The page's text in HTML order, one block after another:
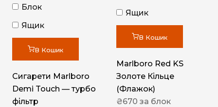
Блок
Ящик
В Кошик
Сигарети Marlboro
Demi Touch — турбо
фільтр
Ящик
В Кошик
Marlboro Red KS
Золоте Кільце
(Флажок)
₴670 за блок